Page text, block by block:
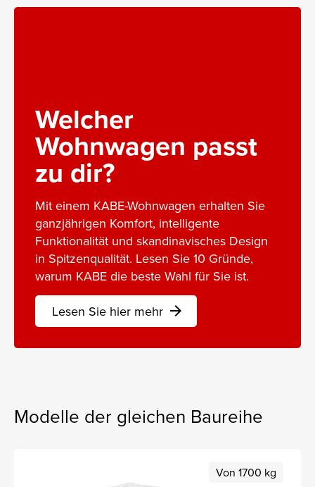
Welcher
Wohnwagen passt
zu dir?
Mit einem KABE-Wohnwagen erhalten Sie
ganzjährigen Komfort, intelligente
Funktionalität und skandinavisches Design
in Spitzenqualität. Lesen Sie 10 Gründe,
warum KABE die beste Wahl für Sie ist.
Lesen Sie hier mehr arrow_forward
Modelle der gleichen Baureihe
Von 1700 kg